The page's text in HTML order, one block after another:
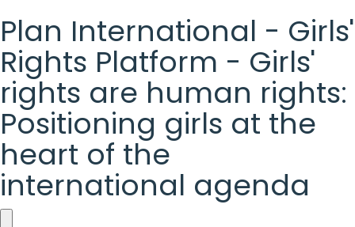
Plan International - Girls'
Rights Platform - Girls'
rights are human rights:
Positioning girls at the
heart of the
international agenda